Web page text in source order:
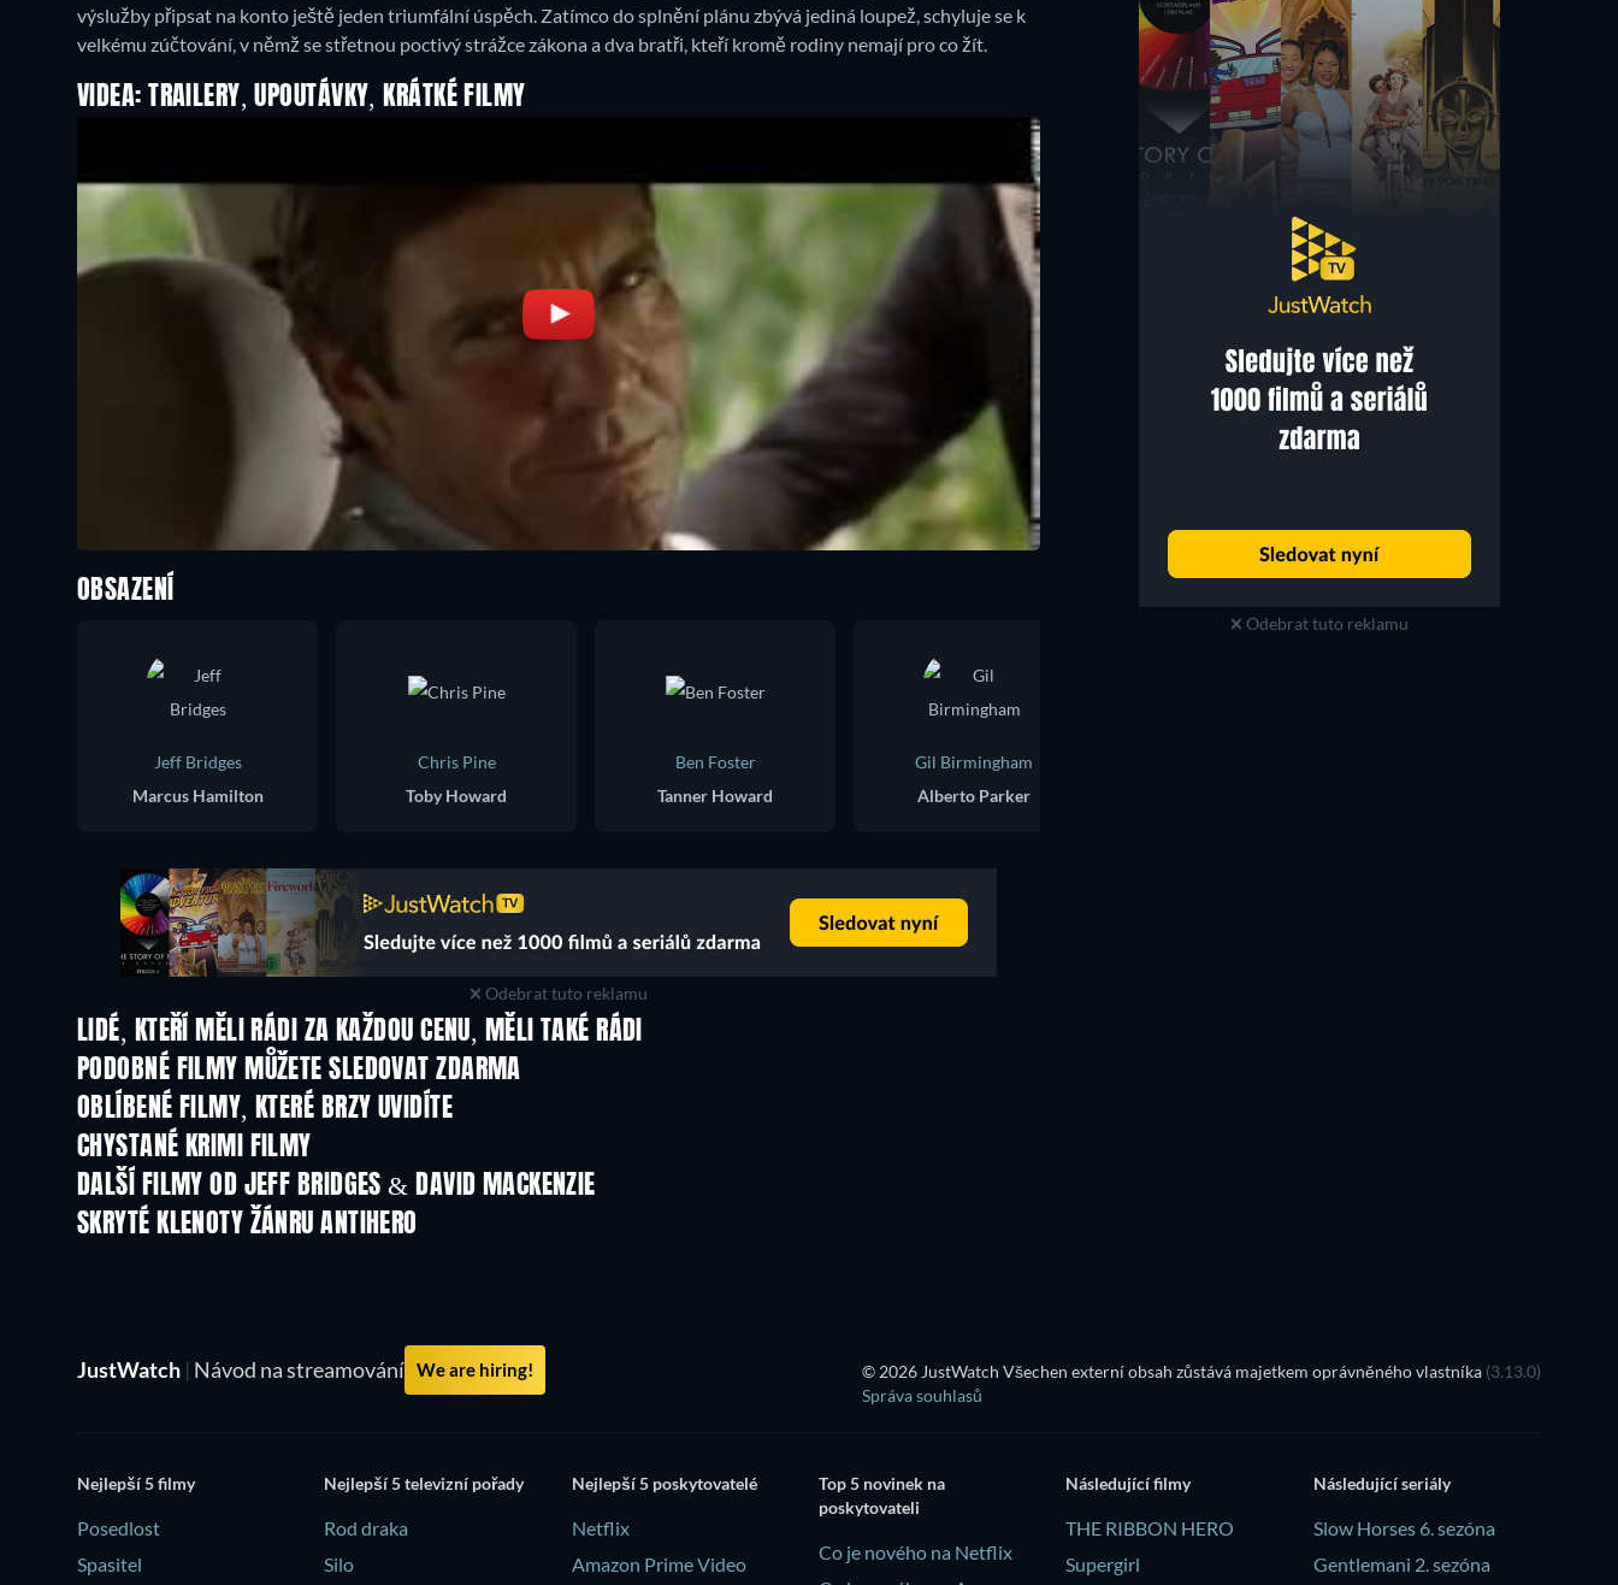
výslužby připsat na konto ještě jeden triumfální úspěch. Zatímco do splnění plánu zbývá jediná loupež, schyluje se k
velkému zúčtování, v němž se střetnou poctivý strážce zákona a dva bratři, kteří kromě rodiny nemají pro co žít.
VIDEA: TRAILERY, UPOUTÁVKY, KRÁTKÉ FILMY
Odebrat tuto reklamu
OBSAZENÍ
Jeff Bridges
Marcus Hamilton
Chris Pine
Toby Howard
Ben Foster
Tanner Howard
Gil Birmingham
Alberto Parker
Odebrat tuto reklamu
LIDÉ, KTEŘÍ MĚLI RÁDI ZA KAŽDOU CENU, MĚLI TAKÉ RÁDI
PODOBNÉ FILMY MŮŽETE SLEDOVAT ZDARMA
OBLÍBENÉ FILMY, KTERÉ BRZY UVIDÍTE
CHYSTANÉ KRIMI FILMY
DALŠÍ FILMY OD JEFF BRIDGES & DAVID MACKENZIE
SKRYTÉ KLENOTY ŽÁNRU ANTIHERO
JustWatch | Návod na streamování We are hiring! © 2026 JustWatch Všechen externí obsah zůstává majetkem oprávněného vlastníka (3.13.0)
Správa souhlasů
Nejlepší 5 filmy
Posedlost
Spasitel
Nejlepší 5 televizní pořady
Rod draka
Silo
Nejlepší 5 poskytovatelé
Netflix
Amazon Prime Video
Top 5 novinek na
poskytovateli
Co je nového na Netflix
Následující filmy
THE RIBBON HERO
Supergirl
Následující seriály
Slow Horses 6. sezóna
Gentlemani 2. sezóna